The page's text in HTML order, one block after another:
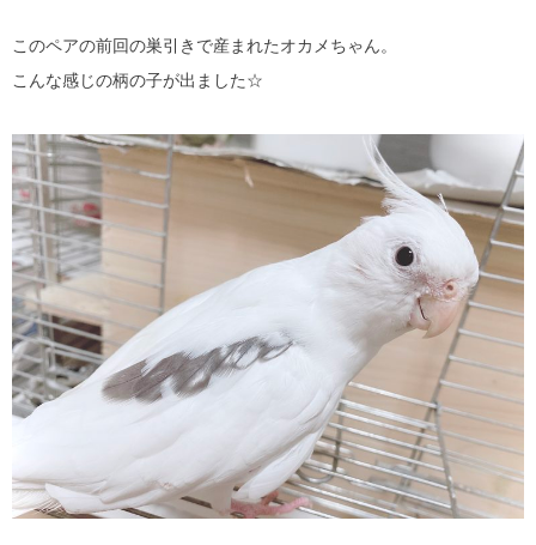
このペアの前回の巣引きで産まれたオカメちゃん。
こんな感じの柄の子が出ました☆